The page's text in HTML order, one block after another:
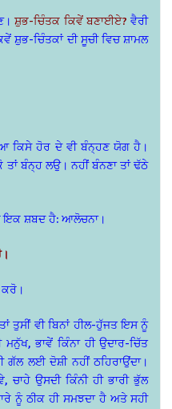
ਸ਼ੁਭ-ਚਿੰਤਕ ਕਿਵੇਂ ਬਣਾਈਏ? ਵੈਰੀ
ਸ਼ੁਭ-ਚਿੰਤਕਾਂ ਦੀ ਸੂਚੀ ਵਿਚ ਸ਼ਾਮਲ
ਕਿਸੇ ਹੋਰ ਦੇ ਵੀ ਬੰਨ੍ਹਣ ਯੋਗ ਹੈ।
ਬੰਨ੍ਹ ਲਉ। ਨਹੀਂ ਬੰਨਣਾ ਤਾਂ ਢੱਠੇ
ਇਕ ਸ਼ਬਦ ਹੈ: ਆਲੋਚਨਾ।
ਕਰੋ।
ਵੀ ਬਿਨਾਂ ਹੀਲ-ਹੁੱਜਤ ਇਸ ਨੂੰ
ਭਾਵੇਂ ਕਿੰਨਾ ਹੀ ਉਦਾਰ-ਚਿੱਤ
ਲਈ ਦੋਸ਼ੀ ਨਹੀਂ ਠਹਿਰਾਉਂਦਾ।
ਚਾਹੇ ਉਸਦੀ ਕਿੰਨੀ ਹੀ ਭਾਰੀ ਭੁੱਲ
ਨੂੰ ਠੀਕ ਹੀ ਸਮਝਦਾ ਹੈ ਅਤੇ ਸਹੀ